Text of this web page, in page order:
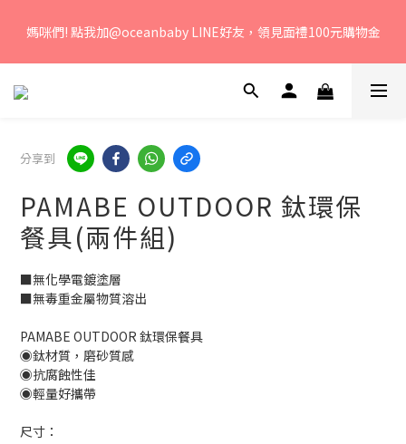
間：周一至周五 早上9點 至 下午6點。
媽咪們! 點我加@oceanbaby LINE好友，領見面禮100元購物金
若您有任何問題、歡迎聯絡客服專線：04-2382-6878，服務時
分享到
PAMABE OUTDOOR 鈦環保
餐具(兩件組)
■無化學電鍍塗層
■無毒重金屬物質溶出
PAMABE OUTDOOR 鈦環保餐具
◉鈦材質，磨砂質感
◉抗腐蝕性佳
◉輕量好攜帶
尺寸：